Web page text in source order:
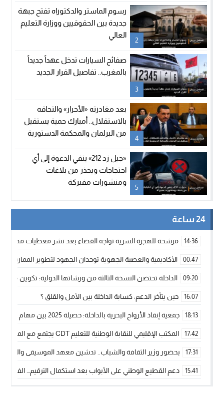
2
رسوم الماستر والدكتوراه تفتح جبهة
جديدة بين الحقوقيين ووزارة التعليم
العالي
3
صفائح السيارات تدخل عهداً جديداً
بالمغرب.. تفاصيل القرار الجديد
4
بعد مغادرته «الأحرار» والتحاقه
بالاستقلال.. أمبارك حمية يستقيل
من البرلمان والمحكمة الدستورية
5
«جيل زد 212» ينفي الدعوة إلى أي
احتجاجات ويحذر من بلاغات
ومنشورات مفبركة
24 ساعة
14:36 مرشحة للهجرة السرية تواجه القضاء بعد نشر معطيات مضللة
00:47 الأكاديمية والعصبة الجهوية توحدان الجهود لتطوير الممارسة
09:20 الداخلة تحتضن النسخة الثالثة من ورشاتها الدولية: تكوين
16:07 حين يتأخر الدعم: كسابة الداخلة بين الأمل والقلق ؟
18:13 جمعية إنقاذ الأرواح البحرية بالداخلة: حصيلة 2025 بين مهام الإنقاذ ومشروع “دار البحار”
17:42 المكتب الإقليمي للنقابة الوطنية للتعليم CDT يجتمع مع المدير الإقليمي لمناقشة ملفات جوهرية لنساء ورجال التعليم
17:31 بحضور وزير الثقافة والشباب.. تدشين معهد الموسيقى والفنون
15:41 دعم القطيع الوطني على الأبواب بعد استكمال الترقيم…